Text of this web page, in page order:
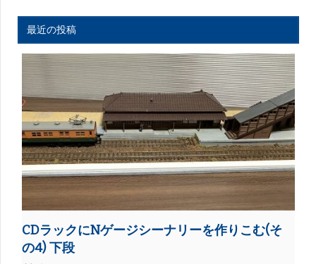
最近の投稿
CDラックにNゲージシーナリーを作りこむ(そ
の4) 下段